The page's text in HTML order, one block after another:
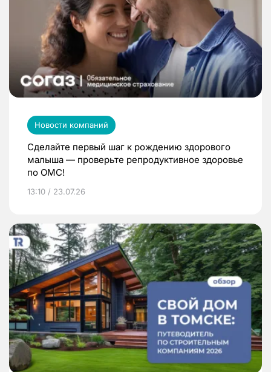
Новости компаний
Сделайте первый шаг к рождению здорового
малыша — проверьте репродуктивное здоровье
по ОМС!
13:10 / 23.07.26